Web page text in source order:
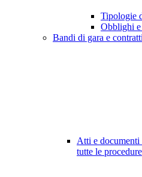
Tipologie
Obblighi e
Bandi di gara e contratti
Atti e documenti
tutte le procedure